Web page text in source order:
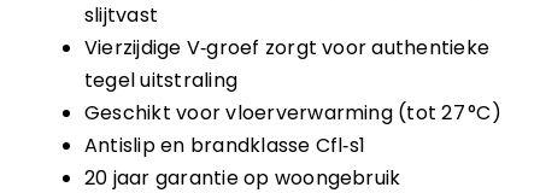
slijtvast
Vierzijdige V‑groef zorgt voor authentieke
tegel uitstraling
Geschikt voor vloerverwarming (tot 27 °C)
Antislip en brandklasse Cfl‑s1
20 jaar garantie op woongebruik